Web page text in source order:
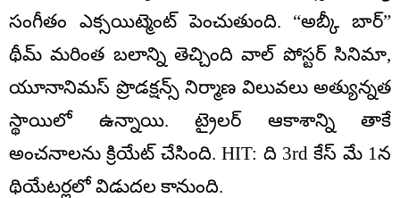
సంగీతం ఎక్సయిట్మెంట్ పెంచుతుంది. “అబ్కీ బార్”
థీమ్ మరింత బలాన్ని తెచ్చింది వాల్ పోస్టర్ సినిమా,
యూనానిమస్ ప్రొడక్షన్స్ నిర్మాణ విలువలు అత్యున్నత
స్థాయిలో ఉన్నాయి. ట్రైలర్ ఆకాశాన్ని తాకే
అంచనాలను క్రియేట్ చేసింది. HIT: ది 3rd కేస్ మే 1న
థియేటర్లలో విడుదల కానుంది.